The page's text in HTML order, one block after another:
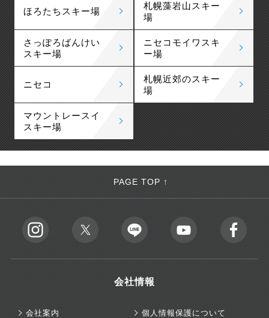
ほろたちスキー場
札幌藻岩山スキー
場
さっぽろばんけい
スキー場
ニセコモイワスキ
ー場
ニセコ
札幌近郊のスキー
場
マウントレースイ
スキー場
PAGE TOP ↑
会社情報
会社案内 個人情報保護について